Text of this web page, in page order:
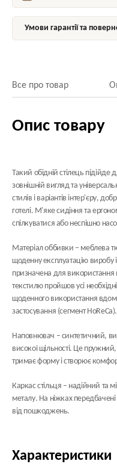
Умови гарантії та
Все про товар
Опис товару
Такий обідній стілець підійде
зовнішній вигляд та
стилів і варіантів інтер'єру,
готелі. М'яке сидіння та
спілкуватися або неспішно
Матеріал оббивки – меблева
щоденну експлуатацію виробу
призначена для використання
текстилю пройшов усі
щоденного використання
застосування (сегмент HoReCa).
Наповнювач – синтетичний,
високої щільності. Це
тримає форму і створює
Каркас стільця – надійний та
металу. На ніжках передбачені
від пошкоджень.
Характеристики